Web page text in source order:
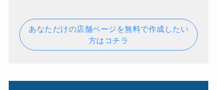
あなただけの店舗ページを無料で作成したい
方はコチラ